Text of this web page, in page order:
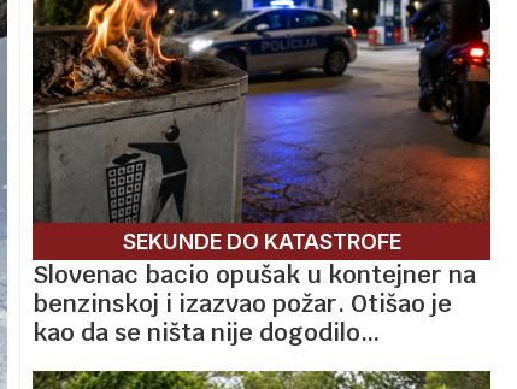
SEKUNDE DO KATASTROFE
Slovenac bacio opušak u kontejner na
benzinskoj i izazvao požar. Otišao je
kao da se ništa nije dogodilo…